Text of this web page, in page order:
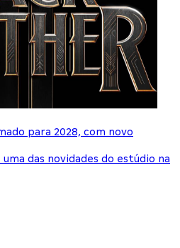
para 2028, com novo
das novidades do estúdio na